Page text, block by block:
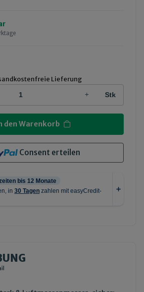
Lieferung
Stk
den Warenkorb
Consent erteilen